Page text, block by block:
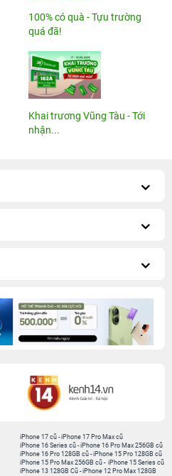
100% có quà - Tựu trường
quá đã!
Khai trương Vũng Tàu - Tới
nhận...
iPhone 17 cũ -iPhone 17 Pro Max cũ
iPhone 16 Series cũ - iPhone 16 Pro Max 256GB cũ
iPhone 16 Pro 128GB cũ -iPhone 15 Pro 128GB cũ
iPhone 15 Pro Max 256GB cũ - iPhone 15 Series cũ
iPhone 13 128GB Cũ -iPhone 12 Pro Max 128GB